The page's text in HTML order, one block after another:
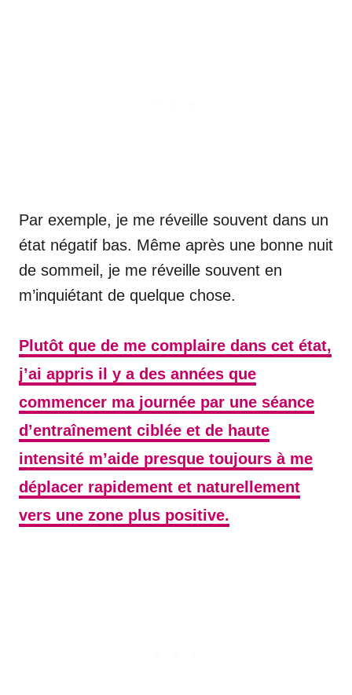
Par exemple, je me réveille souvent dans un
état négatif bas. Même après une bonne nuit
de sommeil, je me réveille souvent en
m’inquiétant de quelque chose.
Plutôt que de me complaire dans cet état,
j’ai appris il y a des années que
commencer ma journée par une séance
d’entraînement ciblée et de haute
intensité m’aide presque toujours à me
déplacer rapidement et naturellement
vers une zone plus positive.